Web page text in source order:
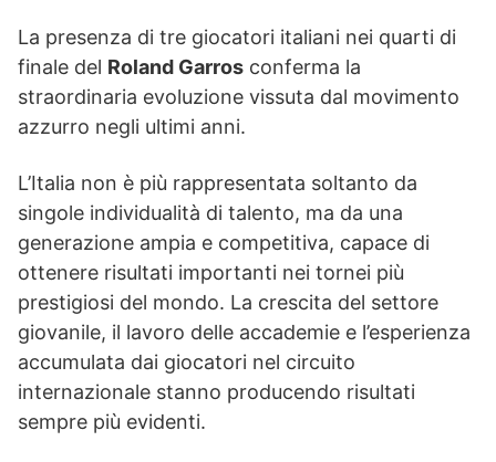
La presenza di tre giocatori italiani nei quarti di
finale del Roland Garros conferma la
straordinaria evoluzione vissuta dal movimento
azzurro negli ultimi anni.
L’Italia non è più rappresentata soltanto da
singole individualità di talento, ma da una
generazione ampia e competitiva, capace di
ottenere risultati importanti nei tornei più
prestigiosi del mondo. La crescita del settore
giovanile, il lavoro delle accademie e l’esperienza
accumulata dai giocatori nel circuito
internazionale stanno producendo risultati
sempre più evidenti.